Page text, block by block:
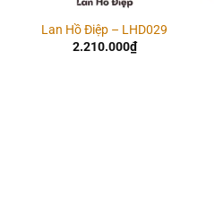
Lan Hồ Điệp – LHD029
2.210.000₫